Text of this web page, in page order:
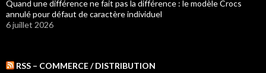
Quand une différence ne fait pas la différence : le modèle Crocs
annulé pour défaut de caractère individuel
6 juillet 2026
RSS – COMMERCE / DISTRIBUTION